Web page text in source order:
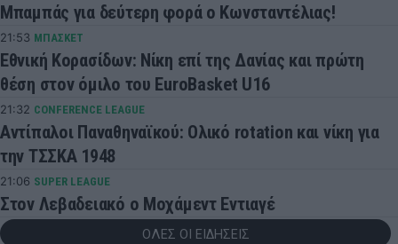
Μπαμπάς για δεύτερη φορά ο Κωνσταντέλιας!
21:53 ΜΠΑΣΚΕΤ
Εθνική Κορασίδων: Νίκη επί της Δανίας και πρώτη
θέση στον όμιλο του EuroBasket U16
21:32 CONFERENCE LEAGUE
Αντίπαλοι Παναθηναϊκού: Ολικό rotation και νίκη για
την ΤΣΣΚΑ 1948
21:06 SUPER LEAGUE
Στον Λεβαδειακό ο Μοχάμεντ Εντιαγέ
ΟΛΕΣ ΟΙ ΕΙΔΗΣΕΙΣ